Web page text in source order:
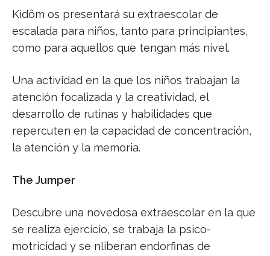
Kidôm os presentará su extraescolar de
escalada para niños, tanto para principiantes,
como para aquellos que tengan más nivel.
Una actividad en la que los niños trabajan la
atención focalizada y la creatividad, el
desarrollo de rutinas y habilidades que
repercuten en la capacidad de concentración,
la atención y la memoria.
The Jumper
Descubre una novedosa extraescolar en la que
se realiza ejercicio, se trabaja la psico-
motricidad y se nliberan endorfinas de